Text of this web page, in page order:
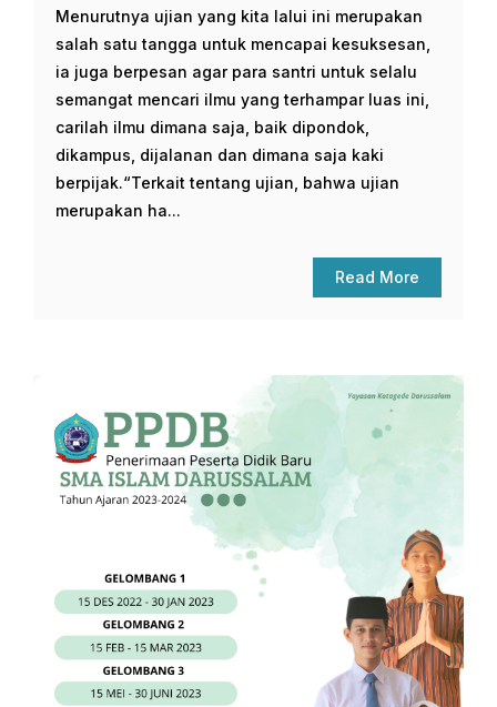
Menurutnya ujian yang kita lalui ini merupakan
salah satu tangga untuk mencapai kesuksesan,
ia juga berpesan agar para santri untuk selalu
semangat mencari ilmu yang terhampar luas ini,
carilah ilmu dimana saja, baik dipondok,
dikampus, dijalanan dan dimana saja kaki
berpijak.“Terkait tentang ujian, bahwa ujian
merupakan ha...
Read More